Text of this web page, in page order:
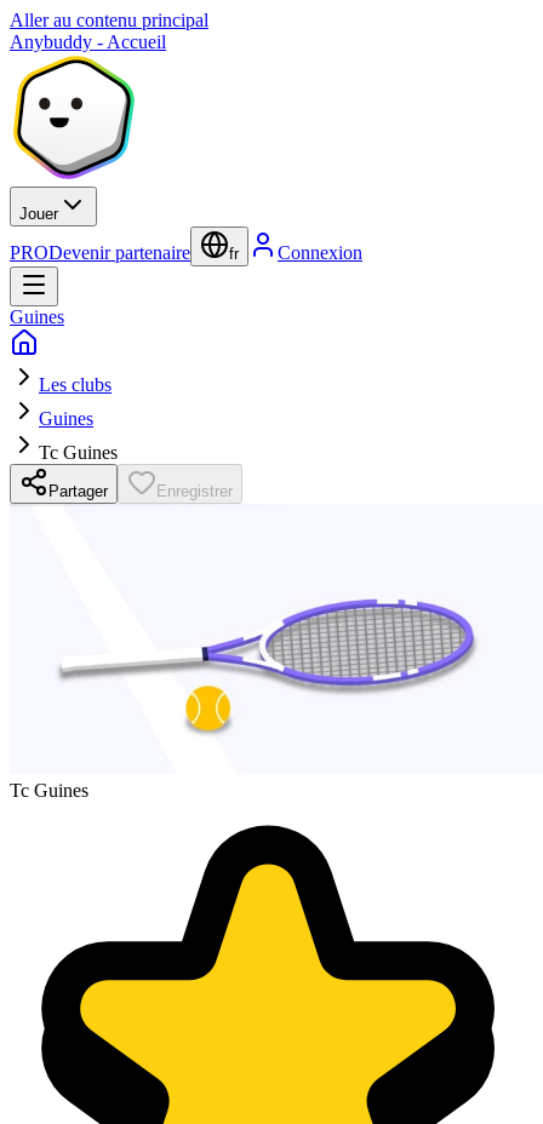
Aller au contenu principal
Anybuddy - Accueil
Jouer
PRODevenir partenaire fr Connexion
Guines
Les clubs
Guines
Tc Guines
Partager Enregistrer
Tc Guines